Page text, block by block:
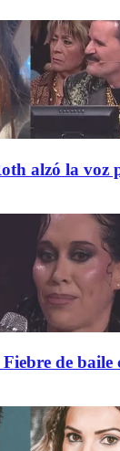
alzó la voz
Fiebre de